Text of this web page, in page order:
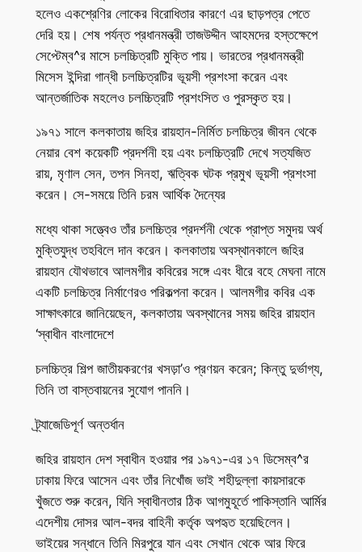
হলেও একশ্রেণির লোকের বিরোধিতার কারণে এর ছাড়পত্র পেতে
দেরি হয়। শেষ পর্যন্ত প্রধানমন্ত্রী তাজউদ্দীন আহমদের হস্তক্ষেপে
সেপ্টেম্ব^র মাসে চলচ্চিত্রটি মুক্তি পায়। ভারতের প্রধানমন্ত্রী
মিসেস ইন্দিরা গান্ধী চলচ্চিত্রটির ভূয়সী প্রশংসা করেন এবং
আন্তর্জাতিক মহলেও চলচ্চিত্রটি প্রশংসিত ও পুরস্কৃত হয়।
১৯৭১ সালে কলকাতায় জহির রায়হান-নির্মিত চলচ্চিত্র জীবন থেকে
নেয়ার বেশ কয়েকটি প্রদর্শনী হয় এবং চলচ্চিত্রটি দেখে সত্যজিত
রায়, মৃণাল সেন, তপন সিনহা, ঋত্বিক ঘটক প্রমুখ ভূয়সী প্রশংসা
করেন। সে-সময়ে তিনি চরম আর্থিক দৈন্যের
মধ্যে থাকা সত্ত্বেও তাঁর চলচ্চিত্র প্রদর্শনী থেকে প্রাপ্ত সমুদয় অর্থ
মুক্তিযুদ্ধ তহবিলে দান করেন। কলকাতায় অবস্থানকালে জহির
রায়হান যৌথভাবে আলমগীর কবিরের সঙ্গে এবং ধীরে বহে মেঘনা নামে
একটি চলচ্চিত্র নির্মাণেরও পরিকল্পনা করেন। আলমগীর কবির এক
সাক্ষাৎকারে জানিয়েছেন, কলকাতায় অবস্থানের সময় জহির রায়হান
‘স্বাধীন বাংলাদেশে
চলচ্চিত্র শিল্প জাতীয়করণের খসড়া’ও প্রণয়ন করেন; কিন্তু দুর্ভাগ্য,
তিনি তা বাস্তবায়নের সুযোগ পাননি।
ট্র্যাজেডিপূর্ণ অন্তর্ধান
জহির রায়হান দেশ স্বাধীন হওয়ার পর ১৯৭১-এর ১৭ ডিসেম্ব^র
ঢাকায় ফিরে আসেন এবং তাঁর নিখোঁজ ভাই শহীদুল্লা কায়সারকে
খুঁজতে শুরু করেন, যিনি স্বাধীনতার ঠিক আগমুহূর্তে পাকিস্তানি আর্মির
এদেশীয় দোসর আল-বদর বাহিনী কর্তৃক অপহৃত হয়েছিলেন।
ভাইয়ের সন্ধানে তিনি মিরপুরে যান এবং সেখান থেকে আর ফিরে